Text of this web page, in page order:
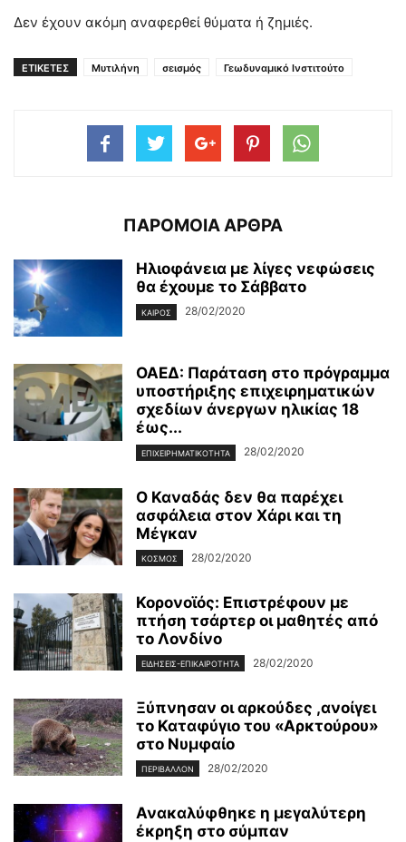
Δεν έχουν ακόμη αναφερθεί θύματα ή ζημιές.
ΕΤΙΚΕΤΕΣ Μυτιλήνη σεισμός Γεωδυναμικό Ινστιτούτο
ΠΑΡΟΜΟΙΑ ΑΡΘΡΑ
Ηλιοφάνεια με λίγες νεφώσεις
θα έχουμε το Σάββατο
ΚΑΙΡΌΣ 28/02/2020
ΟΑΕΔ: Παράταση στο πρόγραμμα
υποστήριξης επιχειρηματικών
σχεδίων άνεργων ηλικίας 18
έως...
ΕΠΙΧΕΙΡΗΜΑΤΙΚΌΤΗΤΑ 28/02/2020
Ο Καναδάς δεν θα παρέχει
ασφάλεια στον Χάρι και τη
Μέγκαν
ΚΌΣΜΟΣ 28/02/2020
Κορονοϊός: Επιστρέφουν με
πτήση τσάρτερ οι μαθητές από
το Λονδίνο
ΕΙΔΉΣΕΙΣ-ΕΠΙΚΑΙΡΌΤΗΤΑ 28/02/2020
Ξύπνησαν οι αρκούδες ,ανοίγει
το Καταφύγιο του «Αρκτούρου»
στο Νυμφαίο
ΠΕΡΙΒΆΛΛΟΝ 28/02/2020
Ανακαλύφθηκε η μεγαλύτερη
έκρηξη στο σύμπαν